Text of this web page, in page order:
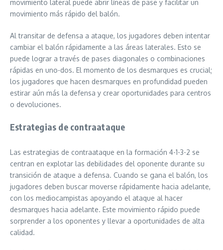
movimiento lateral puede abrir líneas de pase y facilitar un
movimiento más rápido del balón.
Al transitar de defensa a ataque, los jugadores deben intentar
cambiar el balón rápidamente a las áreas laterales. Esto se
puede lograr a través de pases diagonales o combinaciones
rápidas en uno-dos. El momento de los desmarques es crucial;
los jugadores que hacen desmarques en profundidad pueden
estirar aún más la defensa y crear oportunidades para centros
o devoluciones.
Estrategias de contraataque
Las estrategias de contraataque en la formación 4-1-3-2 se
centran en explotar las debilidades del oponente durante su
transición de ataque a defensa. Cuando se gana el balón, los
jugadores deben buscar moverse rápidamente hacia adelante,
con los mediocampistas apoyando el ataque al hacer
desmarques hacia adelante. Este movimiento rápido puede
sorprender a los oponentes y llevar a oportunidades de alta
calidad.